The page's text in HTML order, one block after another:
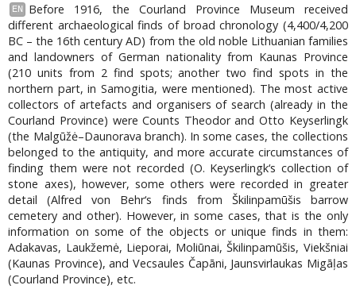
EN
Before 1916, the Courland Province Museum received
different archaeological finds of broad chronology (4,400/4,200
BC – the 16th century AD) from the old noble Lithuanian families
and landowners of German nationality from Kaunas Province
(210 units from 2 find spots; another two find spots in the
northern part, in Samogitia, were mentioned). The most active
collectors of artefacts and organisers of search (already in the
Courland Province) were Counts Theodor and Otto Keyserlingk
(the Malgūžė–Daunorava branch). In some cases, the collections
belonged to the antiquity, and more accurate circumstances of
finding them were not recorded (O. Keyserlingk‘s collection of
stone axes), however, some others were recorded in greater
detail (Alfred von Behr‘s finds from Škilinpamūšis barrow
cemetery and other). However, in some cases, that is the only
information on some of the objects or unique finds in them:
Adakavas, Laukžemė, Lieporai, Moliūnai, Škilinpamūšis, Viekšniai
(Kaunas Province), and Vecsaules Čapāni, Jaunsvirlaukas Migāļas
(Courland Province), etc.